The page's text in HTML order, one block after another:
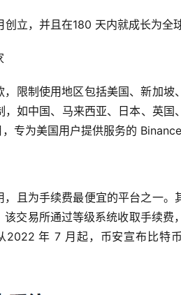
立，并且在180 天内就成长为全
，限制使用地区包括美国、新加
，如中国、马来西亚、日本、英
专为美国用户提供服务的
，且为手续费最便宜的平台之一
该交易所通过等级系统收取手续
2022 年 7 月起，币安宣布比特